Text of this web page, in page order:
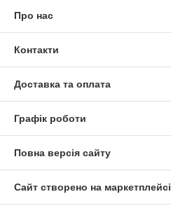
Про нас
Контакти
Доставка та оплата
Графік роботи
Повна версія сайту
Сайт створено на маркетплейсі